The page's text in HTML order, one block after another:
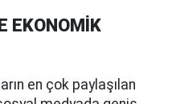
EKONOMİK
en çok paylaşılan